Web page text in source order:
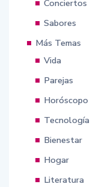
Conciertos
Sabores
Más Temas
Vida
Parejas
Horóscopo
Tecnología
Bienestar
Hogar
Literatura